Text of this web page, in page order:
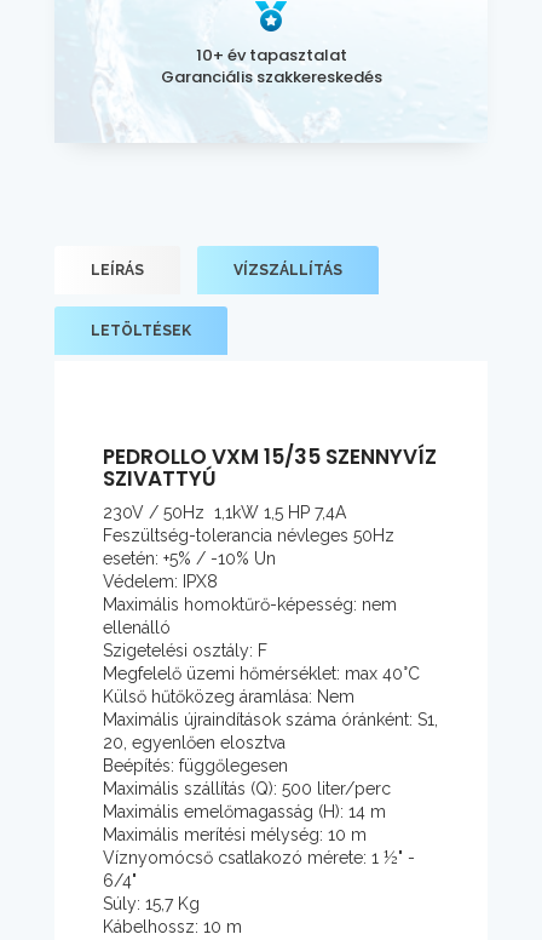
10+ év tapasztalat
Garanciális szakkereskedés
LEÍRÁS VÍZSZÁLLÍTÁS
LETÖLTÉSEK
PEDROLLO VXM 15/35 SZENNYVÍZ
SZIVATTYÚ
230V / 50Hz 1,1kW 1,5 HP 7,4A
Feszültség-tolerancia névleges 50Hz
esetén: +5% / -10% Un
Védelem: IPX8
Maximális homoktűrő-képesség: nem
ellenálló
Szigetelési osztály: F
Megfelelő üzemi hőmérséklet: max 40°C
Külső hűtőközeg áramlása: Nem
Maximális újraindítások száma óránként: S1,
20, egyenlően elosztva
Beépítés: függőlegesen
Maximális szállítás (Q): 500 liter/perc
Maximális emelőmagasság (H): 14 m
Maximális merítési mélység: 10 m
Víznyomócső csatlakozó mérete: 1 ½" -
6/4"
Súly: 15,7 Kg
Kábelhossz: 10 m